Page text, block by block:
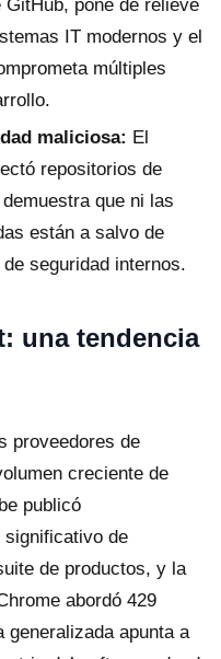
pone de relieve
IT modernos y el
múltiples
maliciosa: El
repositorios de
que ni las
están a salvo de
seguridad internos.
una tendencia
proveedores de
creciente de
publicó
significativo de
de productos, y la
abordó 429
generalizada apunta a